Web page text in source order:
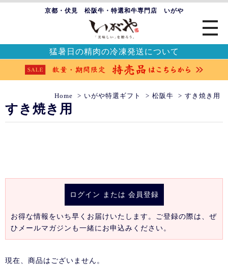
京都・伏見 松阪牛・特選和牛専門店 いがや
猛暑日の精肉の冷凍発送について
Home いがや特選ギフト 松阪牛 すき焼き用
すき焼き用
ログイン または 会員登録
お得な情報をいち早くお届けいたします。ご登録の際は、ぜ
ひメールマガジンも一緒にお申込みください。
現在、商品はございません。